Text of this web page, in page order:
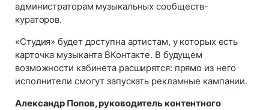
администраторам музыкальных сообществ-
кураторов.
«Студия» будет доступна артистам, у которых есть
карточка музыканта ВКонтакте. В будущем
возможности кабинета расширятся: прямо из него
исполнители смогут запускать рекламные кампании.
Александр Попов, руководитель контентного